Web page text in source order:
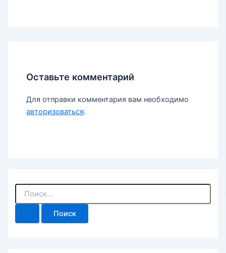
Оставьте комментарий
Для отправки комментария вам необходимо
авторизоваться.
П
и